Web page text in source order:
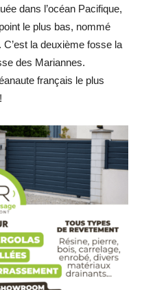
dans l’océan Pacifique,
le plus bas, nommé
. C’est la deuxième fosse la
des Mariannes.
français le plus